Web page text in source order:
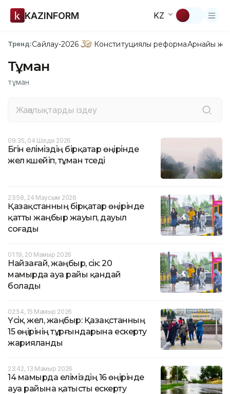
KAZINFORM KZ
Тренд:Сайлау-2026 Конституциялық реформаАрнайы
Тұман
тұман
09:35, 04 Шілде 2026
Бүгін еліміздің бірқатар өңірінде
жел күшейіп, тұман түседі
23:58, 24 Маусым 2026
Қазақстанның бірқатар өңірінде
қатты жаңбыр жауып, дауыл
соғады
01:19, 20 Мамыр 2026
Найзағай, жаңбыр, үсік: 20
мамырда ауа райы қандай
болады
02:54, 15 Мамыр 2026
Үсік, жел, жаңбыр: Қазақстанның
15 өңірінің тұрғындарына ескерту
жарияланды
23:42, 13 Мамыр 2026
14 мамырда еліміздің 16 өңірінде
ауа райына қатысты ескерту